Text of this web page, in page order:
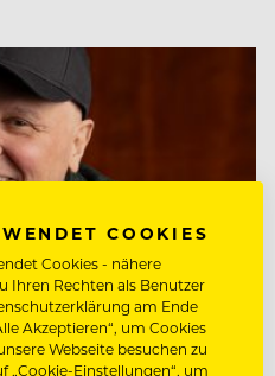
COOKIES
Cookies - nähere
Ihren Rechten als Benutzer
am Ende
Akzeptieren“, um Cookies
Webseite besuchen zu
„Cookie-Einstellungen“, um